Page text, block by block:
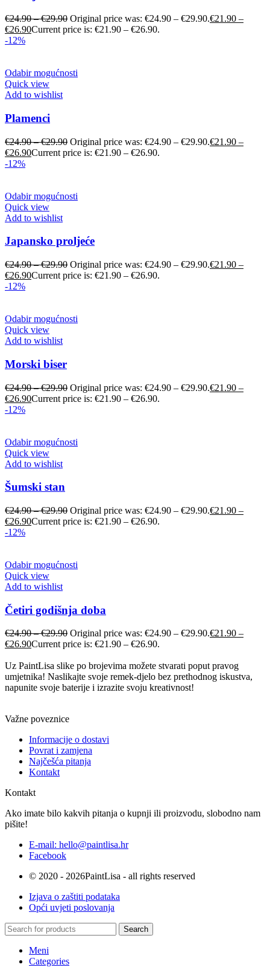
€24.90–€29.90 Original price was: €24.90 – €29.90.€21.90 –
€26.90Current price is: €21.90 – €26.90.
-12%
Odabir mogućnosti
Quick view
Add to wishlist
Plamenci
€24.90–€29.90 Original price was: €24.90 – €29.90.€21.90 –
€26.90Current price is: €21.90 – €26.90.
-12%
Odabir mogućnosti
Quick view
Add to wishlist
Japansko proljeće
€24.90–€29.90 Original price was: €24.90 – €29.90.€21.90 –
€26.90Current price is: €21.90 – €26.90.
-12%
Odabir mogućnosti
Quick view
Add to wishlist
Morski biser
€24.90–€29.90 Original price was: €24.90 – €29.90.€21.90 –
€26.90Current price is: €21.90 – €26.90.
-12%
Odabir mogućnosti
Quick view
Add to wishlist
Šumski stan
€24.90–€29.90 Original price was: €24.90 – €29.90.€21.90 –
€26.90Current price is: €21.90 – €26.90.
-12%
Odabir mogućnosti
Quick view
Add to wishlist
Četiri godišnja doba
€24.90–€29.90 Original price was: €24.90 – €29.90.€21.90 –
€26.90Current price is: €21.90 – €26.90.
Uz PaintLisa slike po brojevima možete stvarati poput pravog
umjetnika! Naslikajte svoje remek-djelo bez prethodnog iskustva,
napunite svoje baterije i izrazite svoju kreativnost!
Važne poveznice
Informacije o dostavi
Povrat i zamjena
Najčešća pitanja
Kontakt
Kontakt
Ako imate bilo kakvih pitanja o kupnji ili proizvodu, slobodno nam
pišite!
E-mail: hello@paintlisa.hr
Facebook
© 2020 - 2026PaintLisa - all rights reserved
Izjava o zaštiti podataka
Opći uvjeti poslovanja
Search
Meni
Categories